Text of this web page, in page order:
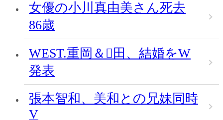
女優の小川真由美さん死去
86歳
WEST.重岡＆田、結婚をW
発表
張本智和、美和との兄妹同時
V